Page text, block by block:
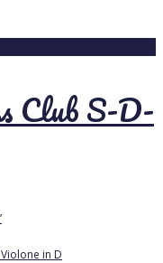
Club S-D-
in D